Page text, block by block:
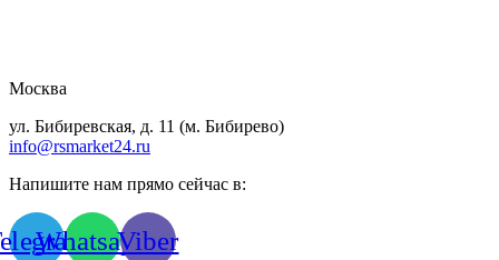
Москва
ул. Бибиревская, д. 11 (м. Бибирево)
info@rsmarket24.ru
Напишите нам прямо сейчас в:
WhatsappViber